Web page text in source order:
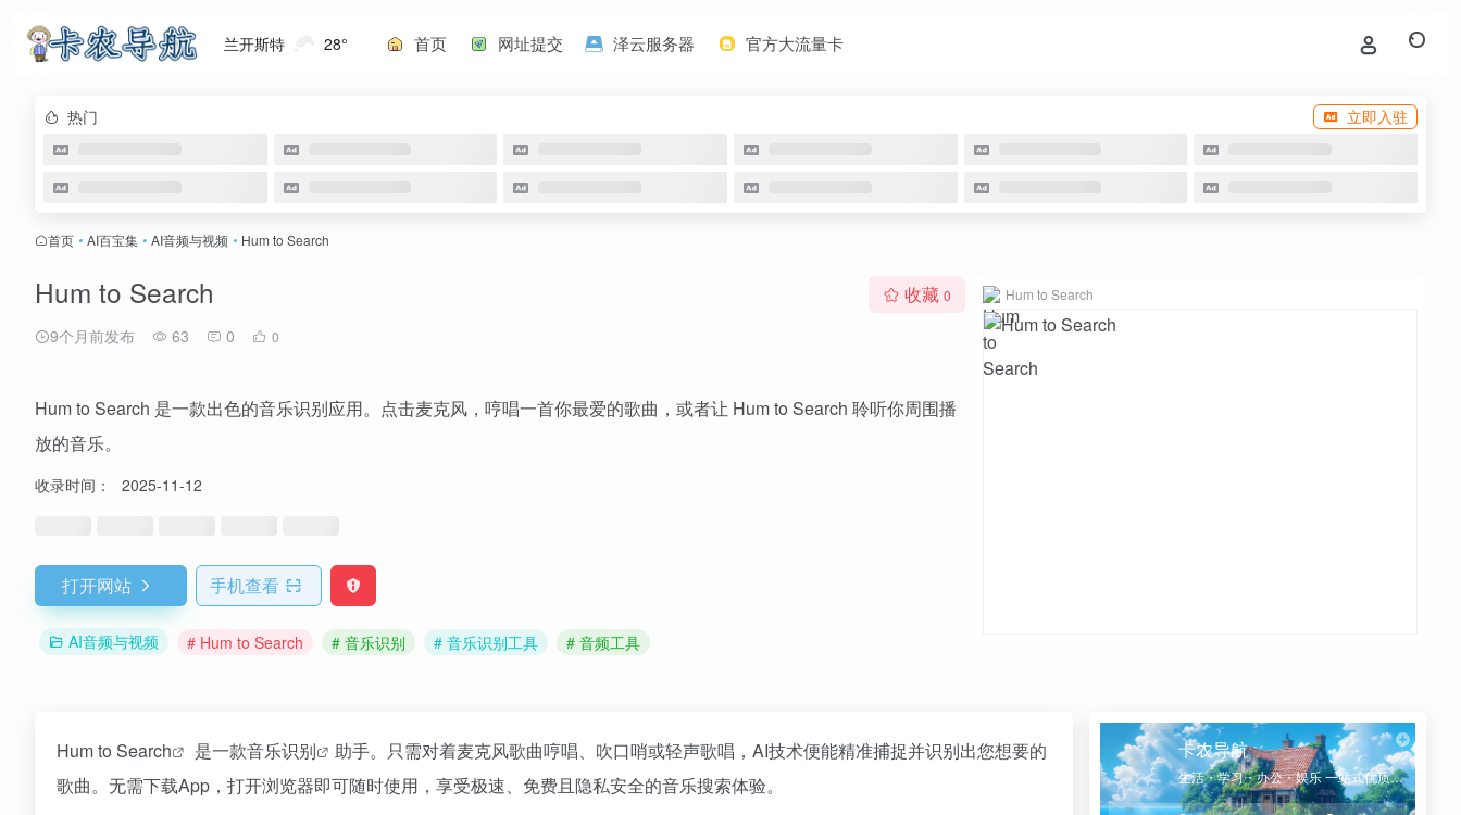
兰开斯特 28° 首页 网址提交 泽云服务器 官方大流量卡
热门 立即入驻
首页 • AI百宝集 • AI音频与视频 • Hum to Search
Hum to Search
9个月前发布 63 0 0
收藏 0
Hum to Search 是一款出色的音乐识别应用。点击麦克风，哼唱一首你最爱的歌曲，或者让 Hum to Search 聆听你周围播
放的音乐。
收录时间： 2025-11-12
打开网站 手机查看
AI音频与视频 # Hum to Search # 音乐识别 # 音乐识别工具 # 音频工具
Hum to Search
Hum to Search 是一款音乐识别
助手。只需对着麦克风歌曲哼唱、吹口哨或轻声歌唱，AI技术便能精准捕捉并识别出您想要的
歌曲。无需下载App，打开浏览器即可随时使用，享受极速、免费且隐私安全的音乐搜索体验。
卡农导航
生活・学习・办公・娱乐 一站式优质网址导航